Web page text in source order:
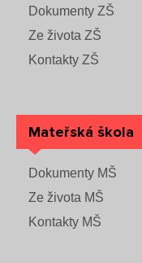
Dokumenty ZŠ
Ze života ZŠ
Kontakty ZŠ
Mateřská škola
Dokumenty MŠ
Ze života MŠ
Kontakty MŠ